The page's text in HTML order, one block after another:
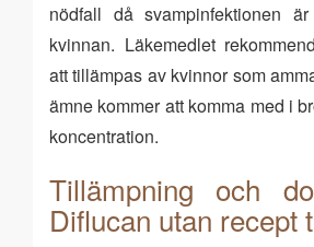
nödfall då svampinfektionen
kvinnan. Läkemedlet
att tillämpas av kvinnor som
ämne kommer att komma med i
koncentration.
Tillämpning och
Diflucan utan recept